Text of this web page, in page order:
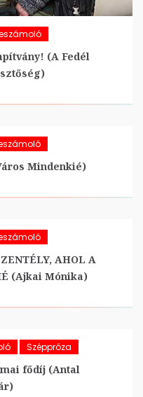
(A Fedél
Mindenkié)
AHOL A
(Ajkai Mónika)
Széppróza
fődíj (Antal